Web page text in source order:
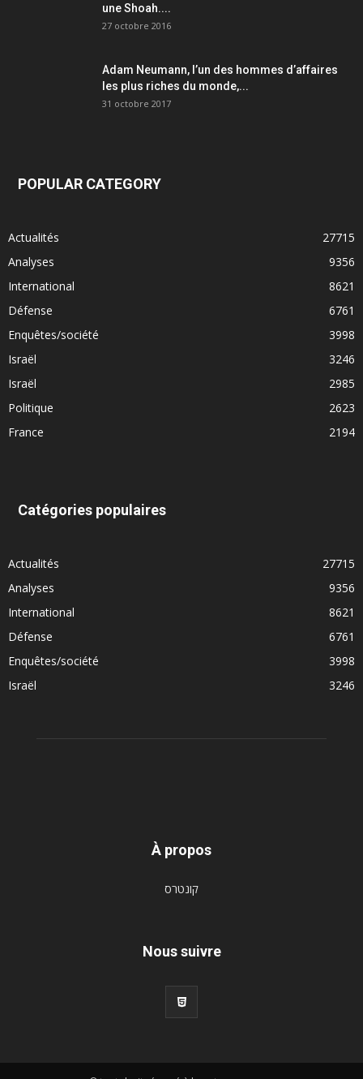
une Shoah....
27 octobre 2016
Adam Neumann, l’un des hommes d’affaires
les plus riches du monde,...
31 octobre 2017
POPULAR CATEGORY
Actualités
27715
Analyses
9356
International
8621
Défense
6761
Enquêtes/société
3998
Israël
3246
Israël
2985
Politique
2623
France
2194
Catégories populaires
Actualités
27715
Analyses
9356
International
8621
Défense
6761
Enquêtes/société
3998
Israël
3246
À propos
קונטרס
Nous suivre